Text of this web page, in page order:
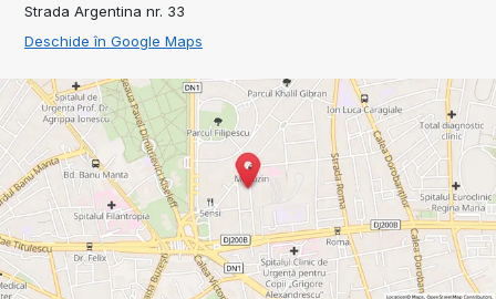
Strada Argentina nr. 33
Deschide în Google Maps